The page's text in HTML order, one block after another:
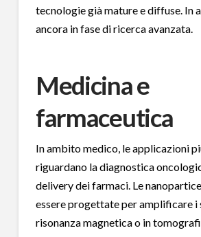
tecnologie già mature e diffuse. In
ancora in fase di ricerca avanzata.
Medicina e
farmaceutica
In ambito medico, le applicazioni
riguardano la diagnostica
delivery dei farmaci. Le
essere progettate per amplificare i
risonanza magnetica o in